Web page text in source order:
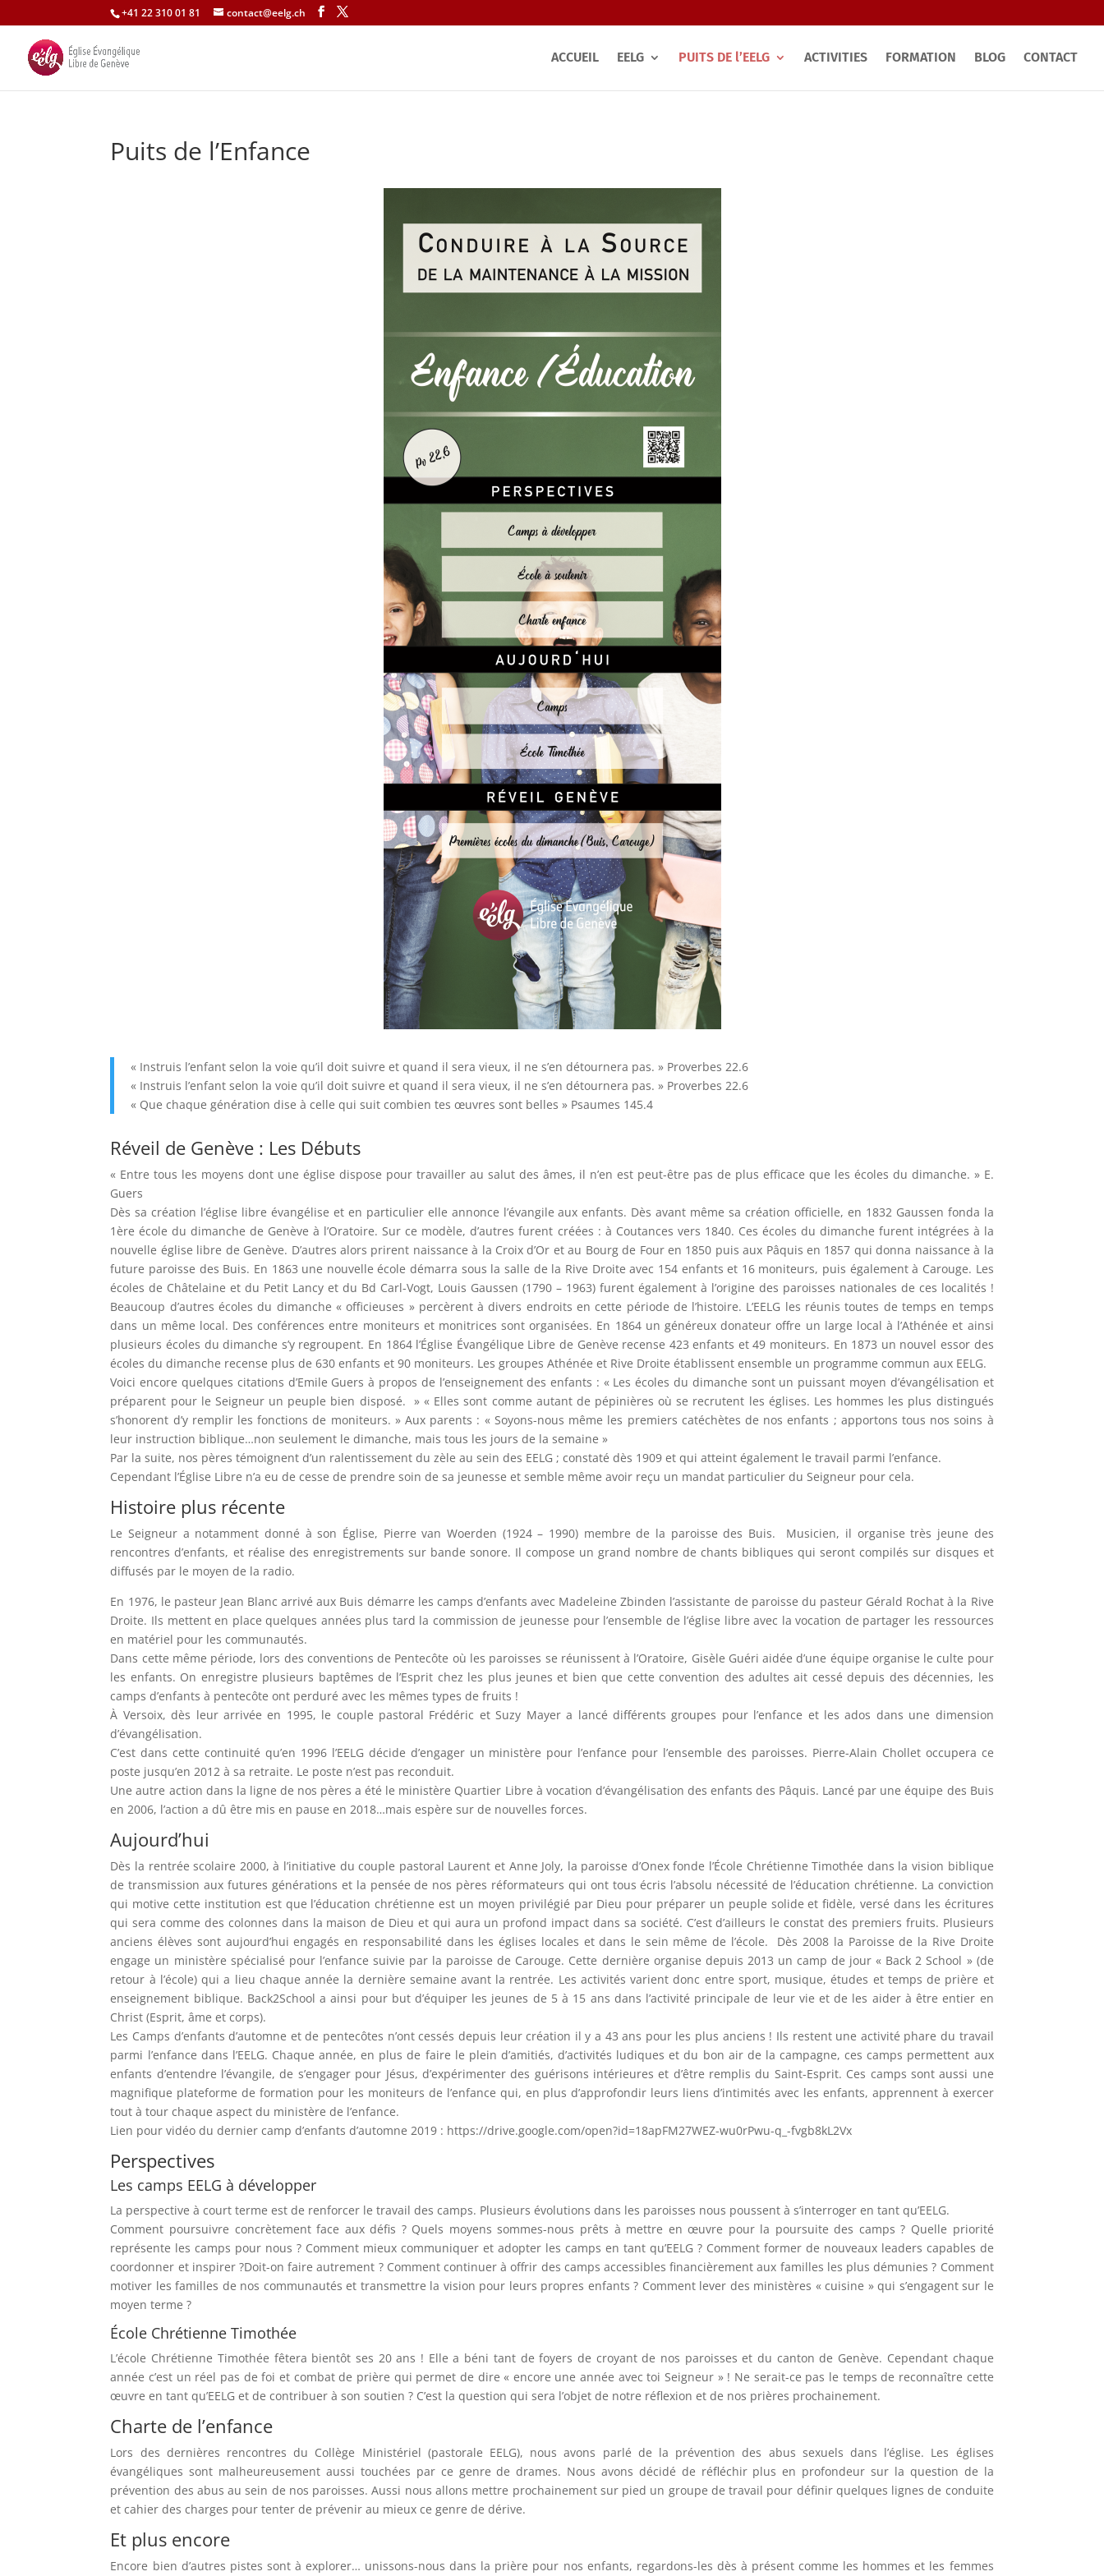
+41 22 310 01 81 contact@eelg.ch
ACCUEIL EELG PUITS DE l’EELG ACTIVITIES FORMATION BLOG CONTACT
Puits de l’Enfance
« Instruis l’enfant selon la voie qu’il doit suivre et quand il sera vieux, il ne s’en détournera pas. » Proverbes 22.6
« Instruis l’enfant selon la voie qu’il doit suivre et quand il sera vieux, il ne s’en détournera pas. » Proverbes 22.6
« Que chaque génération dise à celle qui suit combien tes œuvres sont belles » Psaumes 145.4
Réveil de Genève : Les Débuts
« Entre tous les moyens dont une église dispose pour travailler au salut des âmes, il n’en est peut-être pas de plus efficace que les écoles du dimanche. » E.
Guers
Dès sa création l’église libre évangélise et en particulier elle annonce l’évangile aux enfants. Dès avant même sa création officielle, en 1832 Gaussen fonda la
1ère école du dimanche de Genève à l’Oratoire. Sur ce modèle, d’autres furent créées : à Coutances vers 1840. Ces écoles du dimanche furent intégrées à la
nouvelle église libre de Genève. D’autres alors prirent naissance à la Croix d’Or et au Bourg de Four en 1850 puis aux Pâquis en 1857 qui donna naissance à la
future paroisse des Buis. En 1863 une nouvelle école démarra sous la salle de la Rive Droite avec 154 enfants et 16 moniteurs, puis également à Carouge. Les
écoles de Châtelaine et du Petit Lancy et du Bd Carl-Vogt, Louis Gaussen (1790 – 1963) furent également à l’origine des paroisses nationales de ces localités !
Beaucoup d’autres écoles du dimanche « officieuses » percèrent à divers endroits en cette période de l’histoire. L’EELG les réunis toutes de temps en temps
dans un même local. Des conférences entre moniteurs et monitrices sont organisées. En 1864 un généreux donateur offre un large local à l’Athénée et ainsi
plusieurs écoles du dimanche s’y regroupent. En 1864 l’Église Évangélique Libre de Genève recense 423 enfants et 49 moniteurs. En 1873 un nouvel essor des
écoles du dimanche recense plus de 630 enfants et 90 moniteurs. Les groupes Athénée et Rive Droite établissent ensemble un programme commun aux EELG.
Voici encore quelques citations d’Emile Guers à propos de l’enseignement des enfants : « Les écoles du dimanche sont un puissant moyen d’évangélisation et
préparent pour le Seigneur un peuple bien disposé. » « Elles sont comme autant de pépinières où se recrutent les églises. Les hommes les plus distingués
s’honorent d’y remplir les fonctions de moniteurs. » Aux parents : « Soyons-nous même les premiers catéchètes de nos enfants ; apportons tous nos soins à
leur instruction biblique…non seulement le dimanche, mais tous les jours de la semaine »
Par la suite, nos pères témoignent d’un ralentissement du zèle au sein des EELG ; constaté dès 1909 et qui atteint également le travail parmi l’enfance.
Cependant l’Église Libre n’a eu de cesse de prendre soin de sa jeunesse et semble même avoir reçu un mandat particulier du Seigneur pour cela.
Histoire plus récente
Le Seigneur a notamment donné à son Église, Pierre van Woerden (1924 – 1990) membre de la paroisse des Buis. Musicien, il organise très jeune des
rencontres d’enfants, et réalise des enregistrements sur bande sonore. Il compose un grand nombre de chants bibliques qui seront compilés sur disques et
diffusés par le moyen de la radio.
En 1976, le pasteur Jean Blanc arrivé aux Buis démarre les camps d’enfants avec Madeleine Zbinden l’assistante de paroisse du pasteur Gérald Rochat à la Rive
Droite. Ils mettent en place quelques années plus tard la commission de jeunesse pour l’ensemble de l’église libre avec la vocation de partager les ressources
en matériel pour les communautés.
Dans cette même période, lors des conventions de Pentecôte où les paroisses se réunissent à l’Oratoire, Gisèle Guéri aidée d’une équipe organise le culte pour
les enfants. On enregistre plusieurs baptêmes de l’Esprit chez les plus jeunes et bien que cette convention des adultes ait cessé depuis des décennies, les
camps d’enfants à pentecôte ont perduré avec les mêmes types de fruits !
À Versoix, dès leur arrivée en 1995, le couple pastoral Frédéric et Suzy Mayer a lancé différents groupes pour l’enfance et les ados dans une dimension
d’évangélisation.
C’est dans cette continuité qu’en 1996 l’EELG décide d’engager un ministère pour l’enfance pour l’ensemble des paroisses. Pierre-Alain Chollet occupera ce
poste jusqu’en 2012 à sa retraite. Le poste n’est pas reconduit.
Une autre action dans la ligne de nos pères a été le ministère Quartier Libre à vocation d’évangélisation des enfants des Pâquis. Lancé par une équipe des Buis
en 2006, l’action a dû être mis en pause en 2018…mais espère sur de nouvelles forces.
Aujourd’hui
Dès la rentrée scolaire 2000, à l’initiative du couple pastoral Laurent et Anne Joly, la paroisse d’Onex fonde l’École Chrétienne Timothée dans la vision biblique
de transmission aux futures générations et la pensée de nos pères réformateurs qui ont tous écris l’absolu nécessité de l’éducation chrétienne. La conviction
qui motive cette institution est que l’éducation chrétienne est un moyen privilégié par Dieu pour préparer un peuple solide et fidèle, versé dans les écritures
qui sera comme des colonnes dans la maison de Dieu et qui aura un profond impact dans sa société. C’est d’ailleurs le constat des premiers fruits. Plusieurs
anciens élèves sont aujourd’hui engagés en responsabilité dans les églises locales et dans le sein même de l’école. Dès 2008 la Paroisse de la Rive Droite
engage un ministère spécialisé pour l’enfance suivie par la paroisse de Carouge. Cette dernière organise depuis 2013 un camp de jour « Back 2 School » (de
retour à l’école) qui a lieu chaque année la dernière semaine avant la rentrée. Les activités varient donc entre sport, musique, études et temps de prière et
enseignement biblique. Back2School a ainsi pour but d’équiper les jeunes de 5 à 15 ans dans l’activité principale de leur vie et de les aider à être entier en
Christ (Esprit, âme et corps).
Les Camps d’enfants d’automne et de pentecôtes n’ont cessés depuis leur création il y a 43 ans pour les plus anciens ! Ils restent une activité phare du travail
parmi l’enfance dans l’EELG. Chaque année, en plus de faire le plein d’amitiés, d’activités ludiques et du bon air de la campagne, ces camps permettent aux
enfants d’entendre l’évangile, de s’engager pour Jésus, d’expérimenter des guérisons intérieures et d’être remplis du Saint-Esprit. Ces camps sont aussi une
magnifique plateforme de formation pour les moniteurs de l’enfance qui, en plus d’approfondir leurs liens d’intimités avec les enfants, apprennent à exercer
tout à tour chaque aspect du ministère de l’enfance.
Lien pour vidéo du dernier camp d’enfants d’automne 2019 : https://drive.google.com/open?id=18apFM27WEZ-wu0rPwu-q_-fvgb8kL2Vx
Perspectives
Les camps EELG à développer
La perspective à court terme est de renforcer le travail des camps. Plusieurs évolutions dans les paroisses nous poussent à s’interroger en tant qu’EELG.
Comment poursuivre concrètement face aux défis ? Quels moyens sommes-nous prêts à mettre en œuvre pour la poursuite des camps ? Quelle priorité
représente les camps pour nous ? Comment mieux communiquer et adopter les camps en tant qu’EELG ? Comment former de nouveaux leaders capables de
coordonner et inspirer ?Doit-on faire autrement ? Comment continuer à offrir des camps accessibles financièrement aux familles les plus démunies ? Comment
motiver les familles de nos communautés et transmettre la vision pour leurs propres enfants ? Comment lever des ministères « cuisine » qui s’engagent sur le
moyen terme ?
École Chrétienne Timothée
L’école Chrétienne Timothée fêtera bientôt ses 20 ans ! Elle a béni tant de foyers de croyant de nos paroisses et du canton de Genève. Cependant chaque
année c’est un réel pas de foi et combat de prière qui permet de dire « encore une année avec toi Seigneur » ! Ne serait-ce pas le temps de reconnaître cette
œuvre en tant qu’EELG et de contribuer à son soutien ? C’est la question qui sera l’objet de notre réflexion et de nos prières prochainement.
Charte de l’enfance
Lors des dernières rencontres du Collège Ministériel (pastorale EELG), nous avons parlé de la prévention des abus sexuels dans l’église. Les églises
évangéliques sont malheureusement aussi touchées par ce genre de drames. Nous avons décidé de réfléchir plus en profondeur sur la question de la
prévention des abus au sein de nos paroisses. Aussi nous allons mettre prochainement sur pied un groupe de travail pour définir quelques lignes de conduite
et cahier des charges pour tenter de prévenir au mieux ce genre de dérive.
Et plus encore
Encore bien d’autres pistes sont à explorer… unissons-nous dans la prière pour nos enfants, regardons-les dès à présent comme les hommes et les femmes